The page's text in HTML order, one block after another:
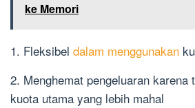
ke Memori
1. Fleksibel dalam menggunakan
2. Menghemat pengeluaran karena
kuota utama yang lebih mahal